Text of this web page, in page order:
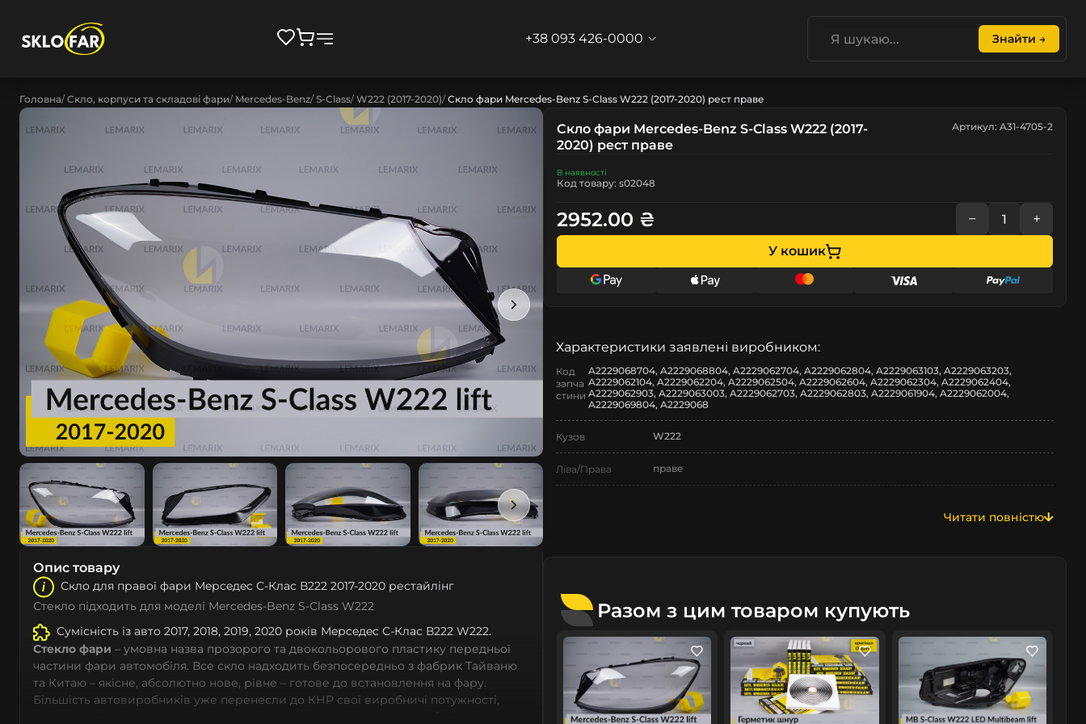
+38 093 426-0000 Знайти →
Головна Скло, корпуси та складові фари Mercedes-Benz S-Class W222 (2017-2020) Скло фари Mercedes-Benz S-Class W222 (2017-2020) рест праве
Опис товару
Скло для правої фари Мeрceдec С-Клас В222 2017-2020 рестайлінг
Стекло підходить для моделі Mercedes-Benz S-Class W222
Сумісність із авто 2017, 2018, 2019, 2020 років Мeрceдec С-Клас В222 W222.
Стекло фари – умовна назва прозорого та двокольорового пластику передньої
частини фари автомобіля. Все скло надходить безпосередньо з фабрик Тайваню
та Китаю – якісне, абсолютно нове, рівне – готове до встановлення на фару.
Більшість автовиробників уже перенесли до КНР свої виробничі потужності,
тому не слід дивуватися, що до 90% запчастин до сучасних автомобілів мають
Скло фари Mercedes-Benz S-Class W222 (2017-
2020) рест праве
Артикул: A31-4705-2
В наявності
Код товару: s02048
2952.00 ₴ − +
У кошик
Характеристики заявлені виробником:
Код
запча
стини
A2229068704, A2229068804, A2229062704, A2229062804, A2229063103, A2229063203,
A2229062104, A2229062204, A2229062504, A2229062604, A2229062304, A2229062404,
A2229062903, A2229063003, A2229062703, A2229062803, A2229061904, A2229062004,
A2229069804, A2229068
Кузов W222
Ліва/Права праве
Позначка
Рік випуску 2017-2020
Рестайлінг/
Дорестайлінг
рестайлінг
Читати повністю
Разом з цим товаром купують